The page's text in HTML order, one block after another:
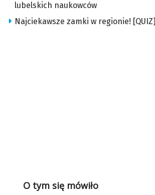
lubelskich naukowców
Najciekawsze zamki w regionie! [QUIZ]
O tym się mówiło